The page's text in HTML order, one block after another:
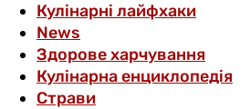
Кулінарні лайфхаки
News
Здорове харчування
Кулінарна енциклопедія
Страви